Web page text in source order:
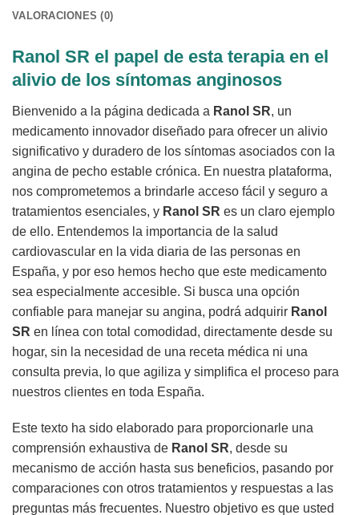
VALORACIONES (0)
Ranol SR el papel de esta terapia en el
alivio de los síntomas anginosos
Bienvenido a la página dedicada a Ranol SR, un
medicamento innovador diseñado para ofrecer un alivio
significativo y duradero de los síntomas asociados con la
angina de pecho estable crónica. En nuestra plataforma,
nos comprometemos a brindarle acceso fácil y seguro a
tratamientos esenciales, y Ranol SR es un claro ejemplo
de ello. Entendemos la importancia de la salud
cardiovascular en la vida diaria de las personas en
España, y por eso hemos hecho que este medicamento
sea especialmente accesible. Si busca una opción
confiable para manejar su angina, podrá adquirir Ranol
SR en línea con total comodidad, directamente desde su
hogar, sin la necesidad de una receta médica ni una
consulta previa, lo que agiliza y simplifica el proceso para
nuestros clientes en toda España.
Este texto ha sido elaborado para proporcionarle una
comprensión exhaustiva de Ranol SR, desde su
mecanismo de acción hasta sus beneficios, pasando por
comparaciones con otros tratamientos y respuestas a las
preguntas más frecuentes. Nuestro objetivo es que usted